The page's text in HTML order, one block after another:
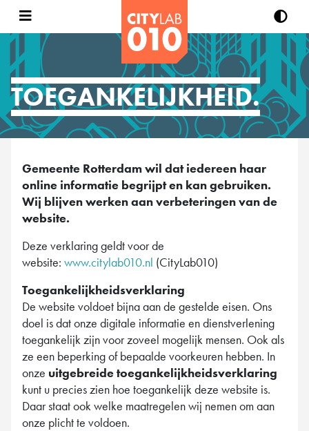
TOEGANKELIJKHEID.
Gemeente Rotterdam wil dat iedereen haar
online informatie begrijpt en kan gebruiken.
Wij blijven werken aan verbeteringen van de
website.
Deze verklaring geldt voor de
website: www.citylab010.nl (CityLab010)
Toegankelijkheidsverklaring
De website voldoet bijna aan de gestelde eisen. Ons
doel is dat onze digitale informatie en dienstverlening
toegankelijk zijn voor zoveel mogelijk mensen. Ook als
ze een beperking of bepaalde voorkeuren hebben. In
onze uitgebreide toegankelijkheidsverklaring
kunt u precies zien hoe toegankelijk deze website is.
Daar staat ook welke maatregelen wij nemen om aan
onze plicht te voldoen.